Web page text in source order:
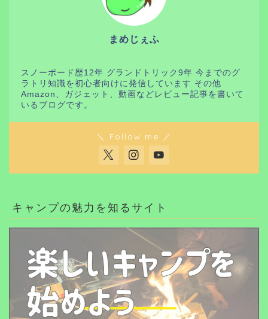
まめじぇふ
スノーボード歴12年 グランドトリック9年 今までのグ
ラトリ知識を初心者向けに発信しています その他
Amazon、ガジェット、動画などレビュー記事を書いて
いるブログです。
＼ Follow me ／
キャンプの魅力を知るサイト